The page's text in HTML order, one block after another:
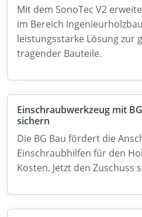
Mit dem SonoTec V2
im Bereich
leistungsstarke Lösung zur
tragender Bauteile.
Einschraubwerkzeug mit
sichern
Die BG Bau fördert die
Einschraubhilfen für den
Kosten. Jetzt den Zuschuss